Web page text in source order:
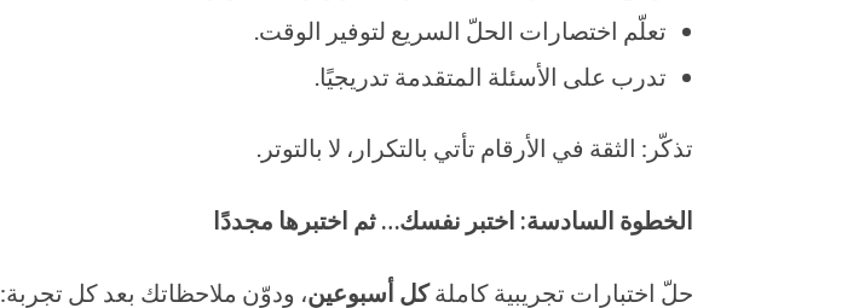
تعلّم اختصارات الحلّ السريع لتوفير الوقت.
تدرب على الأسئلة المتقدمة تدريجيًا.
تذكّر: الثقة في الأرقام تأتي بالتكرار، لا بالتوتر.
الخطوة السادسة: اختبر نفسك… ثم اختبرها مجددًا
حلّ اختبارات تجريبية كاملةكل أسبوعين، ودوّن ملاحظاتك بعد كل تجربة: